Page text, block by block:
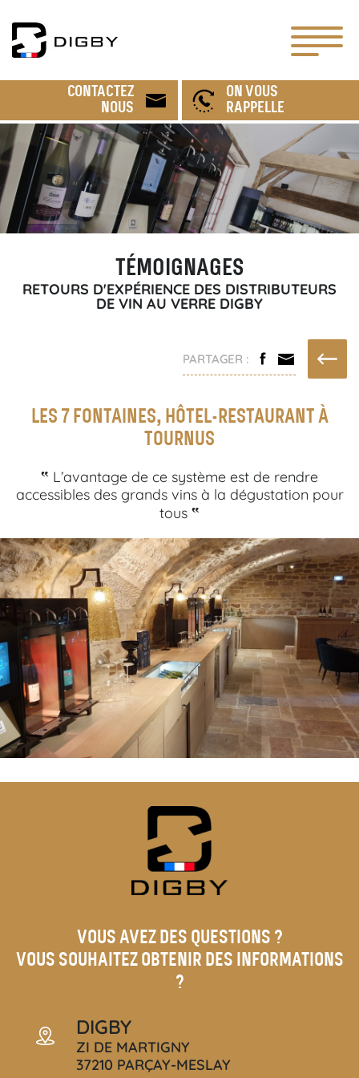
CONTACTEZ
NOUS
ON VOUS
RAPPELLE
TÉMOIGNAGES
RETOURS D'EXPÉRIENCE DES DISTRIBUTEURS
DE VIN AU VERRE DIGBY
PARTAGER :
LES 7 FONTAINES, HÔTEL-RESTAURANT À
TOURNUS
‟ L’avantage de ce système est de rendre
accessibles des grands vins à la dégustation pour
tous ‟
VOUS AVEZ DES QUESTIONS ?
VOUS SOUHAITEZ OBTENIR DES INFORMATIONS
?
DIGBY
ZI DE MARTIGNY
37210 PARÇAY-MESLAY